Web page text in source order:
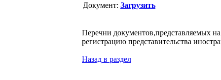
Документ: Загрузить
Перечни документов,представляемых
регистрацию представительства
Назад в раздел